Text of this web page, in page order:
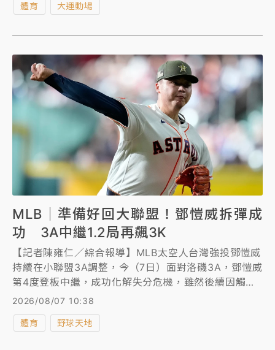
運動署長房瑞文參觀運動部主題館，還下場體驗新興運
題。
體育 大運動場
MLB｜準備好回大聯盟！鄧愷威拆彈成
功 3A中繼1.2局再飆3K
【記者陳雍仁／綜合報導】MLB太空人台灣強投鄧愷威
持續在小聯盟3A調整，今（7日）面對洛磯3A，鄧愷威
第4度登板中繼，成功化解失分危機，雖然後續因觸身
球和挨1支長打，丟掉1分，但1.2局的投球飆出3次三
2026/08/07 10:38
體育 野球天地